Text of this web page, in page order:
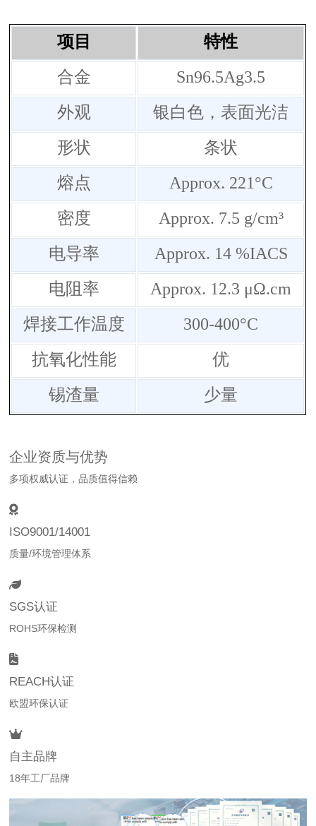
项目 特性
合金
Sn96.5Ag3.5
外观
银白色，表面光洁
形状
条状
熔点
Approx. 221°C
密度
Approx. 7.5 g/cm³
电导率
Approx. 14 %IACS
电阻率
Approx. 12.3 μΩ.cm
焊接工作温度
300-400°C
抗氧化性能
优
锡渣量
少量
企业资质与优势
多项权威认证，品质值得信赖
ISO9001/14001
质量/环境管理体系
SGS认证
ROHS环保检测
REACH认证
欧盟环保认证
自主品牌
18年工厂品牌